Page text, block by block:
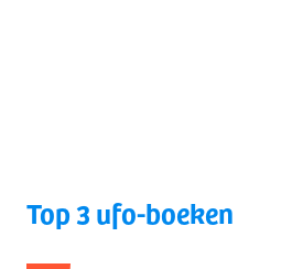
Top 3 ufo-boeken